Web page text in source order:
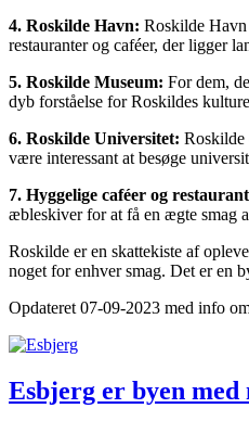
4. Roskilde Havn: Roskilde Havn
restauranter og caféer, der ligger
5. Roskilde Museum: For dem,
dyb forståelse for Roskildes
6. Roskilde Universitet: Roskilde
være interessant at besøge
7. Hyggelige caféer og
æbleskiver for at få en ægte smag
Roskilde er en skattekiste af
noget for enhver smag. Det er en
Opdateret 07-09-2023 med info
Esbjerg er byen med